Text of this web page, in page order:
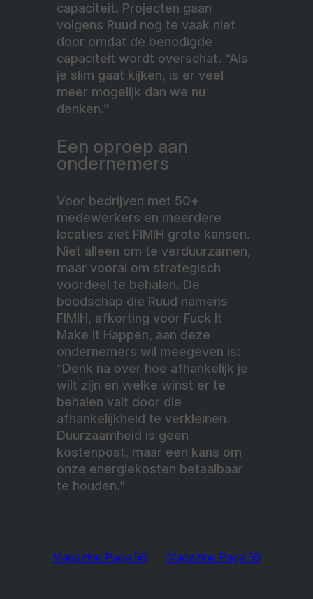
capaciteit. Projecten gaan
volgens Ruud nog te vaak niet
door omdat de benodigde
capaciteit wordt overschat. “Als
je slim gaat kijken, is er veel
meer mogelijk dan we nu
denken.”
Een oproep aan
ondernemers
Voor bedrijven met 50+
medewerkers en meerdere
locaties ziet FIMIH grote kansen.
Niet alleen om te verduurzamen,
maar vooral om strategisch
voordeel te behalen. De
boodschap die Ruud namens
FIMIH, afkorting voor Fuck It
Make It Happen, aan deze
ondernemers wil meegeven is:
“Denk na over hoe afhankelijk je
wilt zijn en welke winst er te
behalen valt door die
afhankelijkheid te verkleinen.
Duurzaamheid is geen
kostenpost, maar een kans om
onze energiekosten betaalbaar
te houden.”
Magazine Page 56 Magazine Page 59